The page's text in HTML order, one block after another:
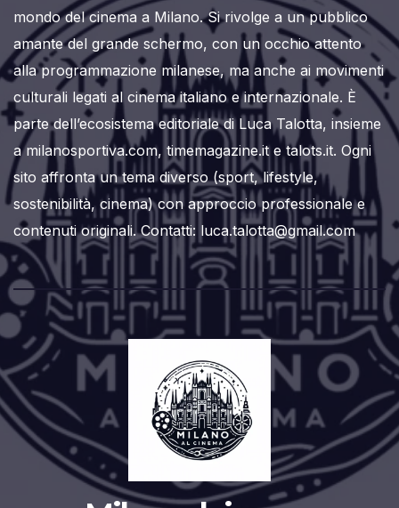
mondo del cinema a Milano. Si rivolge a un pubblico
amante del grande schermo, con un occhio attento
alla programmazione milanese, ma anche ai movimenti
culturali legati al cinema italiano e internazionale. È
parte dell’ecosistema editoriale di Luca Talotta, insieme
a milanosportiva.com, timemagazine.it e talots.it. Ogni
sito affronta un tema diverso (sport, lifestyle,
sostenibilità, cinema) con approccio professionale e
contenuti originali. Contatti: luca.talotta@gmail.com